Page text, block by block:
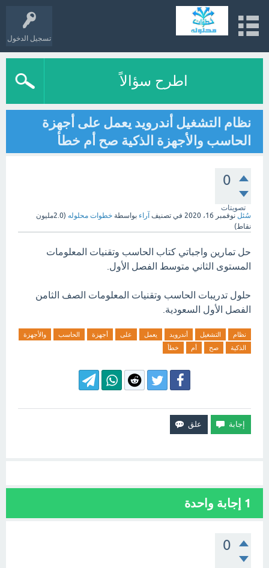
تسجيل الدخول
اطرح سؤالاً
نظام التشغيل أندرويد يعمل على أجهزة
الحاسب والأجهزة الذكية صح أم خطأ
0
تصويتات
سُئل نوفمبر 16، 2020 في تصنيف آراء بواسطة خطوات محلوله (2.0مليون
نقاط)
حل تمارين واجباتي كتاب الحاسب وتقنيات المعلومات
المستوى الثاني متوسط الفصل الأول.
حلول تدريبات الحاسب وتقنيات المعلومات الصف الثامن
الفصل الأول السعودية.
نظام التشغيل أندرويد يعمل على أجهزة الحاسب
والأجهزة
الذكية
صح أم خطأ
1 إجابة واحدة
0